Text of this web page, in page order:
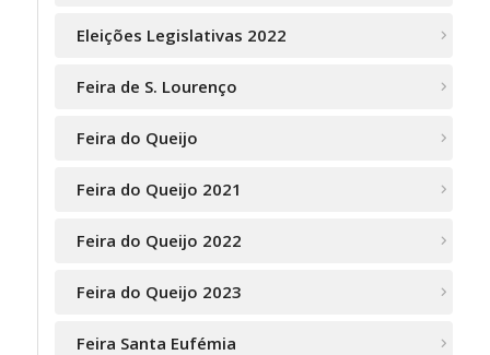
Eleições Legislativas 2022
Feira de S. Lourenço
Feira do Queijo
Feira do Queijo 2021
Feira do Queijo 2022
Feira do Queijo 2023
Feira Santa Eufémia